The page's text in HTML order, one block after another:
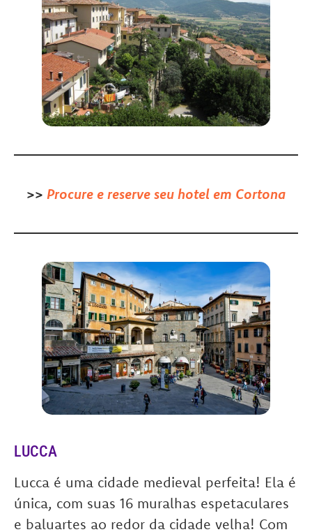
>> Procure e reserve seu hotel em Cortona
LUCCA
Lucca é uma cidade medieval perfeita! Ela é
única, com suas 16 muralhas espetaculares
e baluartes ao redor da cidade velha! Com